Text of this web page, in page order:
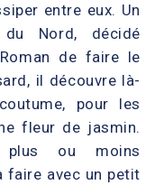
entre eux. Un
Nord, décidé
de faire le
il découvre là-
pour les
fleur de jasmin.
plus ou moins
faire avec un petit